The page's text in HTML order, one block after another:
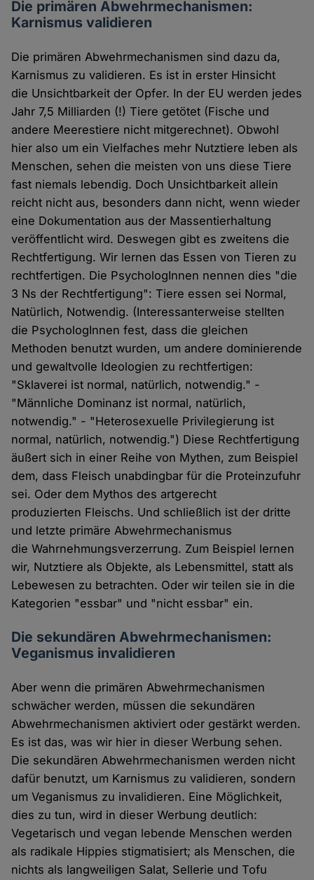
Die primären Abwehrmechanismen:
Karnismus validieren
Die primären Abwehrmechanismen sind dazu da,
Karnismus zu validieren. Es ist in erster Hinsicht
die Unsichtbarkeit der Opfer. In der EU werden jedes
Jahr 7,5 Milliarden (!) Tiere getötet (Fische und
andere Meerestiere nicht mitgerechnet). Obwohl
hier also um ein Vielfaches mehr Nutztiere leben als
Menschen, sehen die meisten von uns diese Tiere
fast niemals lebendig. Doch Unsichtbarkeit allein
reicht nicht aus, besonders dann nicht, wenn wieder
eine Dokumentation aus der Massentierhaltung
veröffentlicht wird. Deswegen gibt es zweitens die
Rechtfertigung. Wir lernen das Essen von Tieren zu
rechtfertigen. Die PsychologInnen nennen dies "die
3 Ns der Rechtfertigung": Tiere essen sei Normal,
Natürlich, Notwendig. (Interessanterweise stellten
die PsychologInnen fest, dass die gleichen
Methoden benutzt wurden, um andere dominierende
und gewaltvolle Ideologien zu rechtfertigen:
"Sklaverei ist normal, natürlich, notwendig." -
"Männliche Dominanz ist normal, natürlich,
notwendig." - "Heterosexuelle Privilegierung ist
normal, natürlich, notwendig.") Diese Rechtfertigung
äußert sich in einer Reihe von Mythen, zum Beispiel
dem, dass Fleisch unabdingbar für die Proteinzufuhr
sei. Oder dem Mythos des artgerecht
produzierten Fleischs. Und schließlich ist der dritte
und letzte primäre Abwehrmechanismus
die Wahrnehmungsverzerrung. Zum Beispiel lernen
wir, Nutztiere als Objekte, als Lebensmittel, statt als
Lebewesen zu betrachten. Oder wir teilen sie in die
Kategorien "essbar" und "nicht essbar" ein.
Die sekundären Abwehrmechanismen:
Veganismus invalidieren
Aber wenn die primären Abwehrmechanismen
schwächer werden, müssen die sekundären
Abwehrmechanismen aktiviert oder gestärkt werden.
Es ist das, was wir hier in dieser Werbung sehen.
Die sekundären Abwehrmechanismen werden nicht
dafür benutzt, um Karnismus zu validieren, sondern
um Veganismus zu invalidieren. Eine Möglichkeit,
dies zu tun, wird in dieser Werbung deutlich:
Vegetarisch und vegan lebende Menschen werden
als radikale Hippies stigmatisiert; als Menschen, die
nichts als langweiligen Salat, Sellerie und Tofu